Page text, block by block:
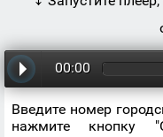
00:00
Введите номер
нажмите кнопку